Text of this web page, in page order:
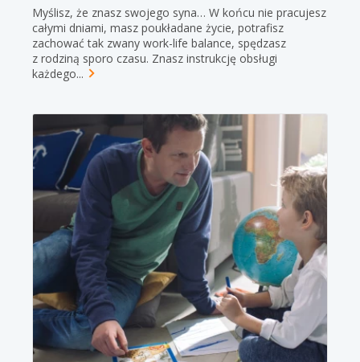
Myślisz, że znasz swojego syna… W końcu nie pracujesz
całymi dniami, masz poukładane życie, potrafisz
zachować tak zwany work-life balance, spędzasz
z rodziną sporo czasu. Znasz instrukcję obsługi
każdego...